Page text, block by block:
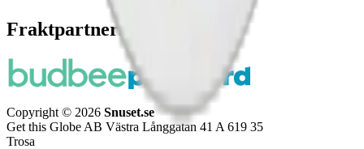
Fraktpartners
Copyright © 2026 Snuset.se
Get this Globe AB Västra Långgatan 41 A 619 35
Trosa